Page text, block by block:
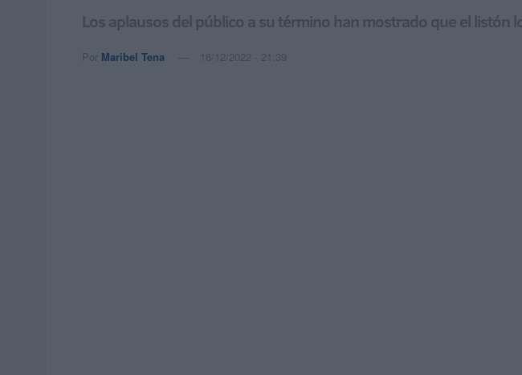
Los aplausos del público a su término han mostrado que el
Por Maribel Tena 16/12/2022 - 21:39